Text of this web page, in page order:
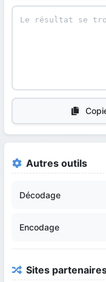
Autres outils
Décodage
Encodage
Sites